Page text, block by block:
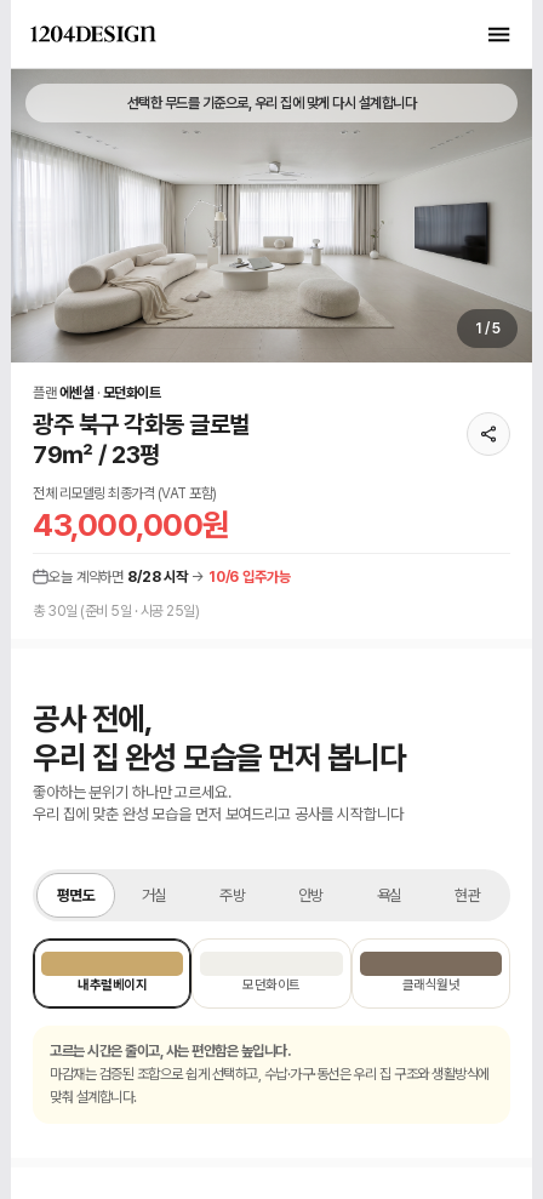
선택한 무드를 기준으로, 우리 집에 맞게 다시 설계합니다
1 / 5
플랜에센셜 · 모던화이트
광주 북구 각화동 글로벌
79㎡ / 23평
전체 리모델링 최종가격 (VAT 포함)
43,000,000원
오늘 계약하면 8/28 시작→ 10/6 입주가능
총 30일 (준비 5일 · 시공 25일)
공사 전에,
우리 집 완성 모습을 먼저 봅니다
좋아하는 분위기 하나만 고르세요.
우리 집에 맞춘 완성 모습을 먼저 보여드리고 공사를 시작합니다
평면도 거실 주방 안방 욕실 현관
내추럴베이지 모던화이트 클래식월넛
고르는 시간은 줄이고, 사는 편안함은 높입니다.
마감재는 검증된 조합으로 쉽게 선택하고, 수납·가구·동선은 우리 집 구조와 생활방식에
맞춰 설계합니다.